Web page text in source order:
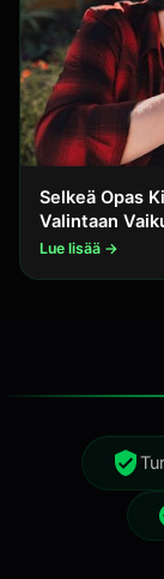
Selkeä Opas
Valintaan
Lue lisää →